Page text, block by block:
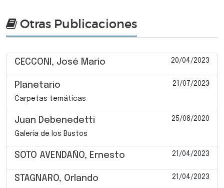
Otras Publicaciones
CECCONI, José Mario 20/04/2023
Planetario 21/07/2023
Carpetas temáticas
Juan Debenedetti 25/08/2020
Galería de los Bustos
SOTO AVENDAÑO, Ernesto 21/04/2023
STAGNARO, Orlando 21/04/2023